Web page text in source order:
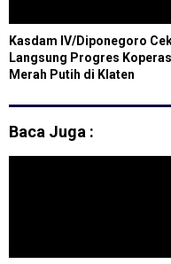
Kasdam IV/Diponegoro
Langsung Progres
Merah Putih di Klaten
Baca Juga :